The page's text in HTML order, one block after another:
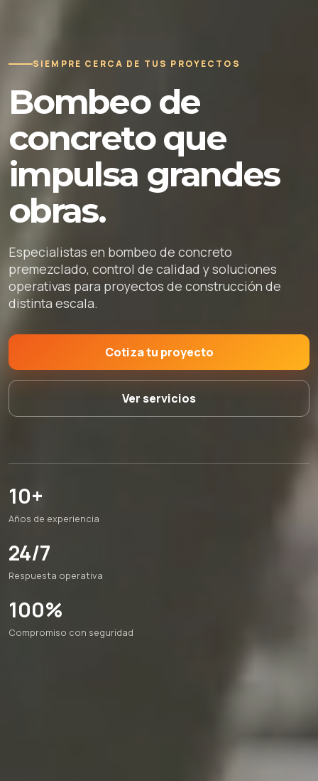
SIEMPRE CERCA DE TUS PROYECTOS
Bombeo de
concreto que
impulsa grandes
obras.
Especialistas en bombeo de concreto
premezclado, control de calidad y soluciones
operativas para proyectos de construcción de
distinta escala.
Cotiza tu proyecto
Ver servicios
10+
Años de experiencia
24/7
Respuesta operativa
100%
Compromiso con seguridad